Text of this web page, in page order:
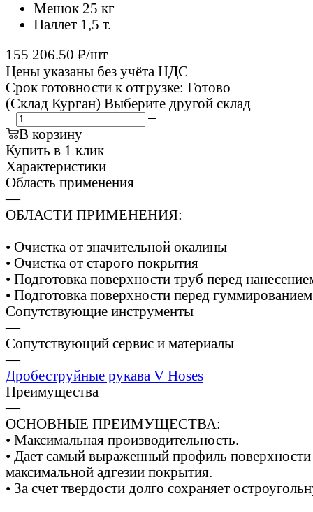
Мешок 25 кг
Паллет 1,5 т.
155 206.50 ₽/шт
Цены указаны без учёта НДС
Срок готовности к отгрузке: Готово
(Склад Курган) Выберите другой склад
В корзину
Купить в 1 клик
Характеристики
Область применения
—
ОБЛАСТИ ПРИМЕНЕНИЯ:
• Очистка от значительной окалины
• Очистка от старого покрытия
• Подготовка поверхности труб перед
• Подготовка поверхности перед гуммированием
Сопутствующие инструменты
—
Сопутствующий сервис и материалы
—
Дробеструйные рукава V Hoses
Преимущества
—
ОСНОВНЫЕ ПРЕИМУЩЕСТВА:
• Максимальная производительность.
• Дает самый выраженный профиль поверхности
максимальной адгезии покрытия.
• За счет твердости долго сохраняет